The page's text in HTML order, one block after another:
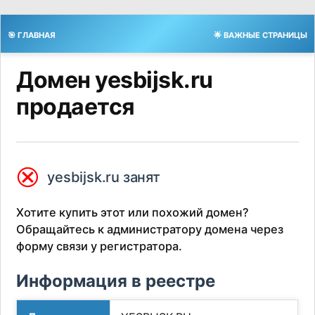
🎯 ГЛАВНАЯ 🌟 ВАЖНЫЕ СТРАНИЦЫ
Домен yesbijsk.ru
продается
⮿ yesbijsk.ru занят
Хотите купить этот или похожий домен?
Обращайтесь к администратору домена через
форму связи у регистратора.
Информация в реестре